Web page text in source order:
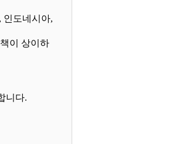
인도네시아,
이 상이하
니다.